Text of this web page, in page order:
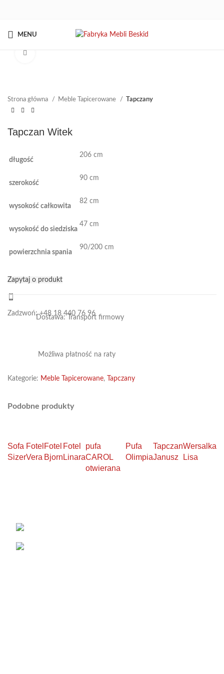
MENU
Strona główna Meble Tapicerowane Tapczany
Tapczan Witek
długość
206 cm
szerokość
90 cm
wysokość całkowita
82 cm
wysokość do siedziska
47 cm
powierzchnia spania
90/200 cm
Zapytaj o produkt
Zadzwoń: +48 18 440 76 96
Dostawa: Transport firmowy
Możliwa płatność na raty
Kategorie: Meble Tapicerowane, Tapczany
Podobne produkty
Sofa
Sizer
Fotel
Vera
Fotel
Bjorn
Fotel
Linara
pufa
CAROL
otwierana
Pufa
Olimpia
Tapczan
Janusz
Wersalka
Lisa